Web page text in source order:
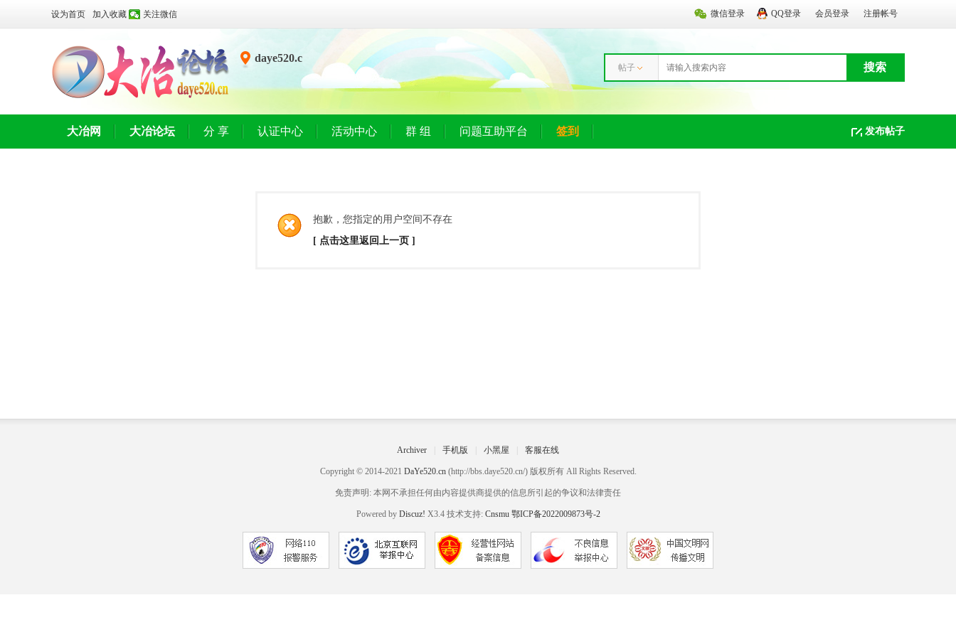
微信登录 QQ登录 会员登录 注册帐号
设为首页 加入收藏 关注微信
daye520.c
帖子 搜索
发布帖子
大冶网 大冶论坛 分 享 认证中心 活动中心 群 组 问题互助平台 签到
抱歉，您指定的用户空间不存在
[ 点击这里返回上一页 ]
Archiver 手机版 小黑屋 客服在线
Copyright © 2014-2021 DaYe520.cn(http://bbs.daye520.cn/) 版权所有 All Rights Reserved.
免责声明: 本网不承担任何由内容提供商提供的信息所引起的争议和法律责任
Powered by Discuz! X3.4 技术支持: Cnsmu 鄂ICP备2022009873号-2